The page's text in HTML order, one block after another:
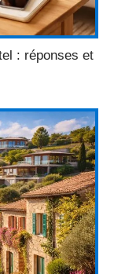
: réponses et